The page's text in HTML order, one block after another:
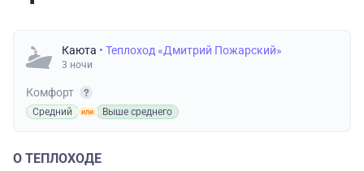
Каюта • Теплоход «Дмитрий Пожарский»
3 ночи
Комфорт
Средний Выше среднего
О ТЕПЛОХОДЕ